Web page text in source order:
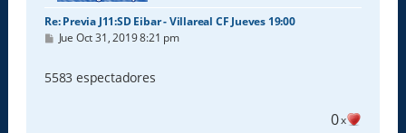
Re: Previa J11:SD Eibar - Villareal CF Jueves 19:00
M
s
a
Jue Oct 31, 2019 8:21 pm
5583 espectadores
0x